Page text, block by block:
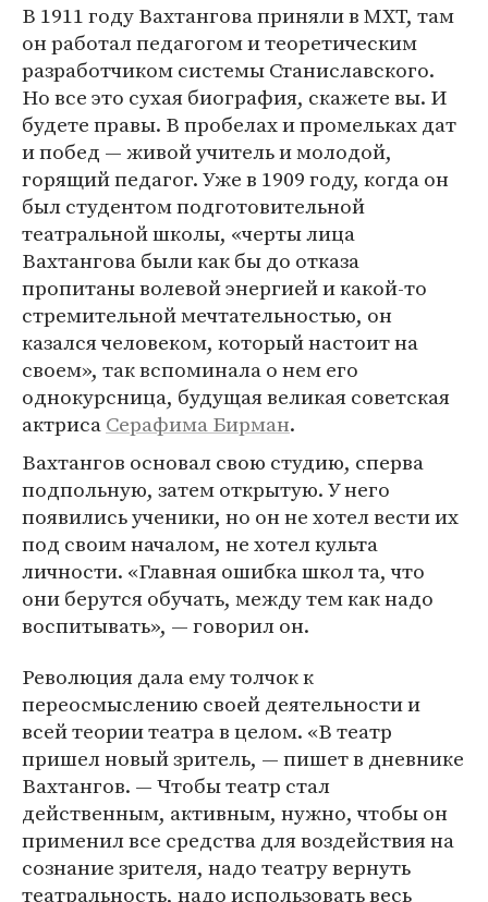
В 1911 году Вахтангова приняли в МХТ, там
он работал педагогом и теоретическим
разработчиком системы Станиславского.
Но все это сухая биография, скажете вы. И
будете правы. В пробелах и промельках дат
и побед — живой учитель и молодой,
горящий педагог. Уже в 1909 году, когда он
был студентом подготовительной
театральной школы, «черты лица
Вахтангова были как бы до отказа
пропитаны волевой энергией и какой-то
стремительной мечтательностью, он
казался человеком, который настоит на
своем», так вспоминала о нем его
однокурсница, будущая великая советская
актрисаСерафима Бирман.
Вахтангов основал свою студию, сперва
подпольную, затем открытую. У него
появились ученики, но он не хотел вести их
под своим началом, не хотел культа
личности. «Главная ошибка школ та, что
они берутся обучать, между тем как надо
воспитывать», — говорил он.
Революция дала ему толчок к
переосмыслению своей деятельности и
всей теории театра в целом. «В театр
пришел новый зритель, — пишет в дневнике
Вахтангов. — Чтобы театр стал
действенным, активным, нужно, чтобы он
применил все средства для воздействия на
сознание зрителя, надо театру вернуть
театральность, надо использовать весь